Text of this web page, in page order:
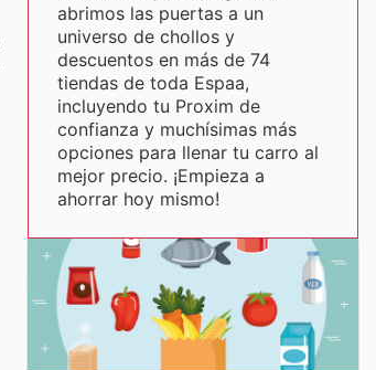
abrimos las puertas a un
universo de chollos y
descuentos en más de 74
tiendas de toda Espaa,
incluyendo tu Proxim de
confianza y muchísimas más
opciones para llenar tu carro al
mejor precio. ¡Empieza a
ahorrar hoy mismo!